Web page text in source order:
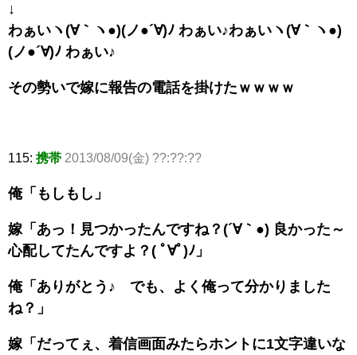
↓
わぁいヽ(∀｀ヽ●)(ノ●´∀)ﾉ わぁい♪わぁいヽ(∀｀ヽ●)
(ノ●´∀)ﾉ わぁい♪
その勢いで嫁に報告の電話を掛けたｗｗｗｗ
115: 携帯 2013/08/09(金) ??:??:??
俺「もしもし」
嫁「あっ！見つかったんですね？(´∀｀●) 良かった～
心配してたんですよ？( ﾟ∀ﾟ)ﾉ」
俺「ありがとう♪ でも、よく俺って分かりました
ね？」
嫁「だってぇ、着信画面みたらホントに1文字違いな